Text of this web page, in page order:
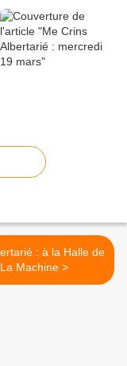
: à la Halle de
La Machine >